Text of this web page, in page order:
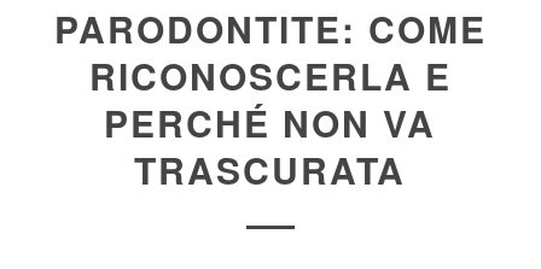
PARODONTITE: COME
RICONOSCERLA E
PERCHÉ NON VA
TRASCURATA